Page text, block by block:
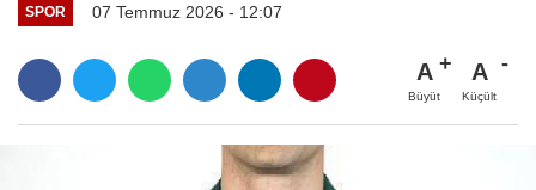
SPOR 07 Temmuz 2026 - 12:07
A
Büyüt
A
Küçült